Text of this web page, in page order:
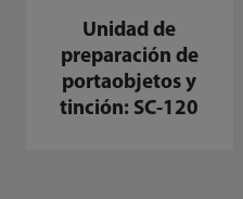
Unidad de
preparación de
portaobjetos y
tinción: SC-120